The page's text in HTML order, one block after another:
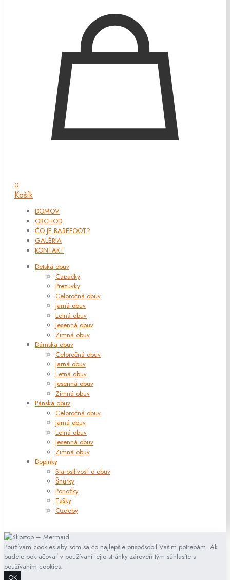
0
Košík
DOMOV
OBCHOD
ČO JE BAREFOOT?
GALÉRIA
KONTAKT
Detská obuv
Capačky
Prezuvky
Celoročná obuv
Jarná obuv
Letná obuv
Jesenná obuv
Zimná obuv
Dámska obuv
Celoročná obuv
Jarná obuv
Letná obuv
Jesenná obuv
Zimná obuv
Pánska obuv
Celoročná obuv
Jarná obuv
Letná obuv
Jesenná obuv
Zimná obuv
Doplnky
Starostlivosť o obuv
Šnúrky
Ponožky
Tašky
Ozdoby
Používam cookies aby som sa čo najlepšie prispôsobil Vašim potrebám. Ak
budete pokračovať v používaní tejto stránky zároveň tým súhlasíte s
používaním cookies.
OK